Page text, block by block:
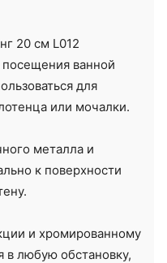
20 см L012
посещения ванной
для
или мочалки.
металла и
к поверхности
и хромированному
в любую обстановку,